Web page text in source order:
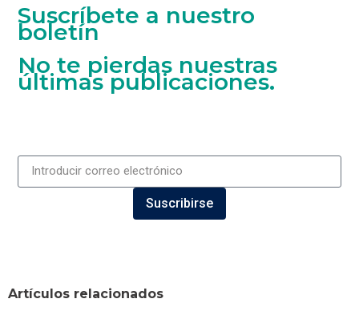
Suscríbete a nuestro
boletín
No te pierdas nuestras
últimas publicaciones.
Suscribirse
Artículos relacionados